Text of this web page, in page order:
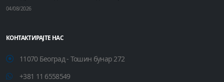
04/08/2026
КОНТАКТИРАЈТЕ НАС
11070 Београд - Тошин бунар 272
+381 11 6558549